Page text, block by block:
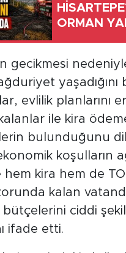
ORMAN
gecikmesi
yaşadığını
evlilik planlarını
ile kira
bulunduğunu
koşulların
kira hem de
kalan
ciddi
ifade etti.